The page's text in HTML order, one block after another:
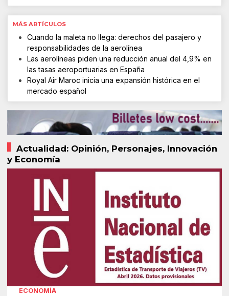
MÁS ARTÍCULOS
Cuando la maleta no llega: derechos del pasajero y
responsabilidades de la aerolínea
Las aerolíneas piden una reducción anual del 4,9% en
las tasas aeroportuarias en España
Royal Air Maroc inicia una expansión histórica en el
mercado español
Actualidad: Opinión, Personajes, Innovación
y Economía
ECONOMÍA